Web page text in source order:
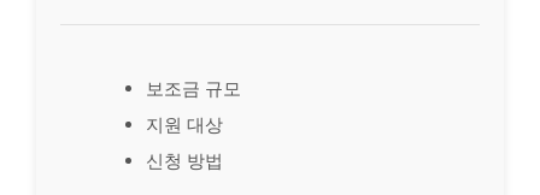
보조금 규모
지원 대상
신청 방법